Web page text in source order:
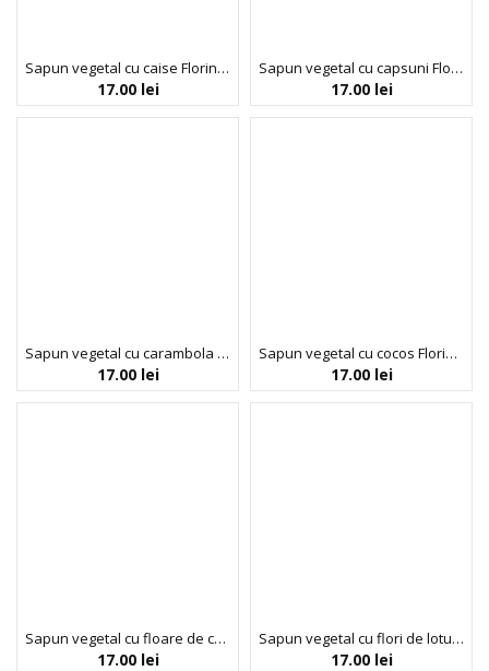
Sapun vegetal cu caise Florinda, 100 g La Dispensa
17.00 lei
Sapun vegetal cu capsuni Florinda, 100 g La Dispensa
17.00 lei
Sapun vegetal cu carambola Florinda, 100 g La Dispensa
17.00 lei
Sapun vegetal cu cocos Florinda, 100 g La Dispensa
17.00 lei
Sapun vegetal cu floare de cactus Florinda, 100 g La Dispensa
17.00 lei
Sapun vegetal cu flori de lotus, 100 g La Dispensa
17.00 lei